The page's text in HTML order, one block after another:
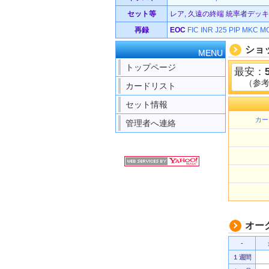
セット等
レア, 久遠の終端 統率者デッ
再録
EOC FIC INR J25 PIP MKC
MENU
トップページ
カードリスト
セット情報
管理者へ連絡
ショ
最安：
（参
カ
オー
-
１週間